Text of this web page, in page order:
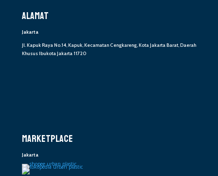
ALAMAT
Jakarta
Jl. Kapuk Raya No.14, Kapuk, Kecamatan Cengkareng, Kota Jakarta Barat, Daerah
Khusus Ibukota Jakarta 11720
MARKETPLACE
Jakarta